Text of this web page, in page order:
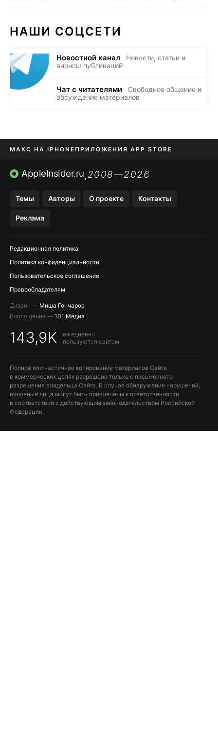
НАШИ СОЦСЕТИ
Новостной канал
Новости, статьи и
анонсы публикаций
Чат с читателями
Свободное общение и
обсуждение материалов
МАКС НА IPHONE ПРИЛОЖЕНИЯ APP STORE
TIKTOK НА IPHONEПРИЛОЖЕНИЯ БЕЗ APP STORE
AppleInsider.ru,2008—2026
Темы Авторы О проекте Контакты
Реклама
Редакционная политика
Политика конфиденциальности
Пользовательское соглашение
Правообладателям
Дизайн — Миша Гончаров
Воплощение — 101 Медиа
143,9K
ежедневно
пользуются сайтом
Полное или частичное копирование материалов Сайта
в коммерческих целях разрешено только с письменного
разрешения владельца Сайта. В случае обнаружения нарушений,
виновные лица могут быть привлечены к ответственности
в соответствии с действующим законодательством Российской
Федерации.